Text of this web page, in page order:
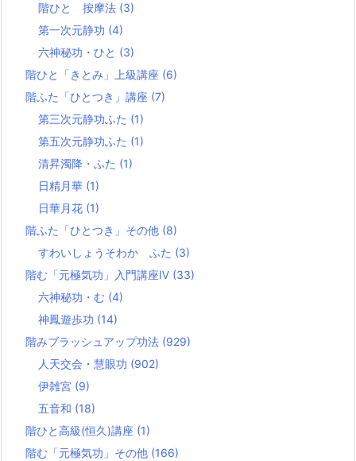
階ひと 按摩法 (3)
第一次元静功 (4)
六神秘功・ひと (3)
階ひと「きとみ」上級講座 (6)
階ふた「ひとつき」講座 (7)
第三次元静功ふた (1)
第五次元静功ふた (1)
清昇濁降・ふた (1)
日精月華 (1)
日華月花 (1)
階ふた「ひとつき」その他 (8)
すわいしょうそわか ふた (3)
階む「元極気功」入門講座Ⅳ (33)
六神秘功・む (4)
神鳳遊歩功 (14)
階みブラッシュアップ功法 (929)
人天交会・慧眼功 (902)
伊雑宮 (9)
五音和 (18)
階ひと高級(恒久)講座 (1)
階む「元極気功」その他 (166)